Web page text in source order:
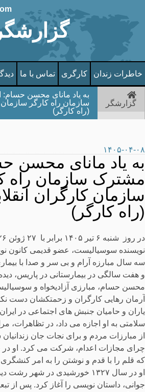
خاطرات زندان کارگری تماس با ما
گزارشگر
به یاد مانای محسن حسام:
سازمان راه کارگر سازمان
(راه کارگر)
۱۴۰۵-۰۴-۰۸
به یاد مانای محسن
مشترک سازمان راه
سازمان کارگران
(راه کارگر)
نویسنده سوسیالیست، عضو قدیمی کانون
سه سال مبارزه آرام و بی سر و صدا با
و هفت سالگی در بیمارستانی در پاریس،
محسن حسام، مبارزی آزادیخواه و
آرمان رهایی کارگران و زحمتکشان دست
یاران و حامیان جنبش های اجتماعی در ایران
سلامتی به او اجازه می داد، در تظاهرات،
از مبارزات مردم و برای نجات جان
چرای مجازات اعدام، شرکت می کرد. او در
که قلم را با قدم و نوشتن را به امر
او در سال ۱۳۲۷ خورشیدی در شهر
جوانی، داستان نویسی را آغاز کرد. پس از